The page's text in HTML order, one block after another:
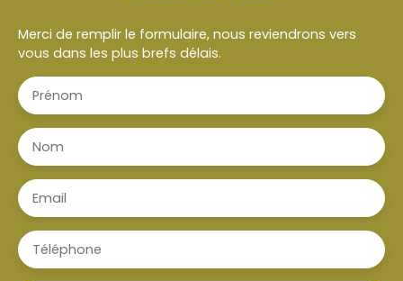
Merci de remplir le formulaire, nous reviendrons vers
vous dans les plus brefs délais.
Prénom
Nom
Email
Téléphone